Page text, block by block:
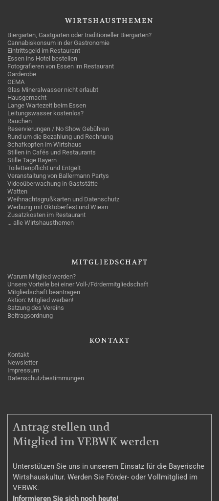
WIRTSHAUSTHEMEN
Biergarten, Gastgarten oder traditioneller Biergarten?
Cannabiskonsum in der Gastronomie
Eintrittsgeld im Restaurant
Essen ins Hotel bestellen
Fotografieren von Essen im Restaurant
Garderobe
GEMA
Glas Mineralwasser nicht erlaubt
Hausgemacht
Lange Wartezeit beim Essen
Leitungswasser kostenlos?
Rauchen
Reservierungen / No Show Gebühren
Rund um die Bezahlung und Rechnung
Schafkopfen im Wirtshaus
Stillen in Cafés und Restaurants
Stille Tage Bayern
Toilettenpflicht und Entgelt
Veranstaltung von Ballermann Partys
Videoüberwachung in Gaststätte
Watten
Weihnachtsgrußkarten und Datenschutz
Werbung mit Oktoberfest und Wiesn
Zusatzkosten im Restaurant
… alle Wirtshausthemen
MITGLIEDSCHAFT
Warum Mitglied werden?
Unsere Vorteile bei einer Voll-/Fördermitgliedschaft
Mitgliedschaft beantragen
Aktion: Mitglied werben!
Satzung des Vereins
Beitragsordnung
KONTAKT
Kontakt
Newsletter
Impressum
Datenschutzbestimmungen
MITGLIEDSCHAFT
Antrag stellen und
Mitglied im VEBWK werden
Unterstützen Sie uns in unserem Einsatz für die Bayerische
Wirtshauskultur. Werden Sie Förder- oder Vollmitglied im
VEBWK.
Informieren Sie sich noch heute!